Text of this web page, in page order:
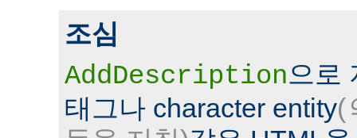
조심
AddDescription으로
태그나 character entity(